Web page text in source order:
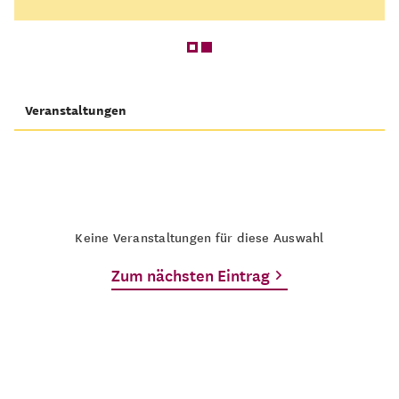
Veranstaltungen
Keine Veranstaltungen für diese Auswahl
Zum nächsten Eintrag